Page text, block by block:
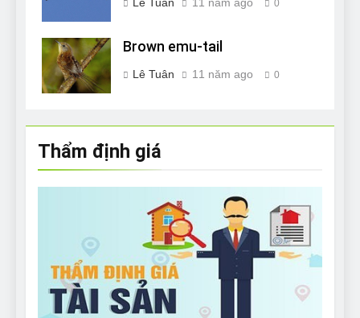
Lê Tuân 11 năm ago 0
Brown emu-tail
Lê Tuân 11 năm ago 0
Thẩm định giá